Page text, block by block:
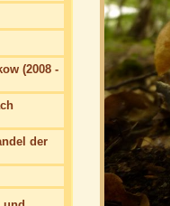
(2008 -
der